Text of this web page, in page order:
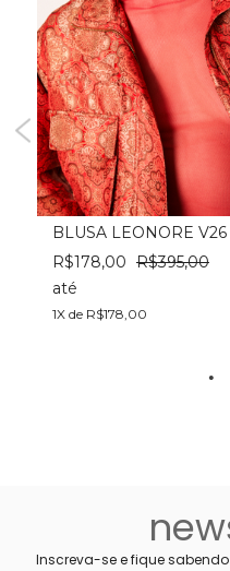
BLUSA LEONORE V26
R$178,00 R$395,00
até
1X de R$178,00
Inscreva-se e fique